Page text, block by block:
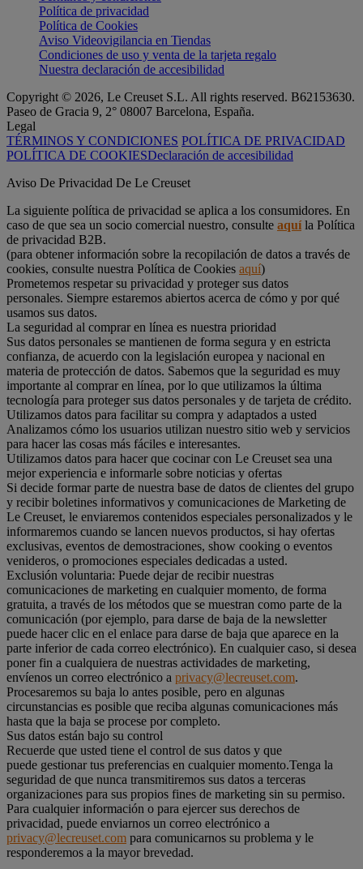
Política de privacidad
Política de Cookies
Aviso Videovigilancia en Tiendas
Condiciones de uso y venta de la tarjeta regalo
Nuestra declaración de accesibilidad
Copyright © 2026, Le Creuset S.L. All rights reserved. B62153630.
Paseo de Gracia 9, 2° 08007 Barcelona, España.
Legal
TÉRMINOS Y CONDICIONES POLÍTICA DE PRIVACIDAD
POLÍTICA DE COOKIESDeclaración de accesibilidad
Aviso De Privacidad De Le Creuset
La siguiente política de privacidad se aplica a los consumidores. En
caso de que sea un socio comercial nuestro, consulte aquíla Política
de privacidad B2B.
(para obtener información sobre la recopilación de datos a través de
cookies, consulte nuestra Política de Cookies aquí)
Prometemos respetar su privacidad y proteger sus datos
personales. Siempre estaremos abiertos acerca de cómo y por qué
usamos sus datos.
La seguridad al comprar en línea es nuestra prioridad
Sus datos personales se mantienen de forma segura y en estricta
confianza, de acuerdo con la legislación europea y nacional en
materia de protección de datos. Sabemos que la seguridad es muy
importante al comprar en línea, por lo que utilizamos la última
tecnología para proteger sus datos personales y de tarjeta de crédito.
Utilizamos datos para facilitar su compra y adaptados a usted
Analizamos cómo los usuarios utilizan nuestro sitio web y servicios
para hacer las cosas más fáciles e interesantes.
Utilizamos datos para hacer que cocinar con Le Creuset sea una
mejor experiencia e informarle sobre noticias y ofertas
Si decide formar parte de nuestra base de datos de clientes del grupo
y recibir boletines informativos y comunicaciones de Marketing de
Le Creuset, le enviaremos contenidos especiales personalizados y le
informaremos cuando se lancen nuevos productos, si hay ofertas
exclusivas, eventos de demostraciones, show cooking o eventos
venideros, o promociones especiales dedicadas a usted.
Exclusión voluntaria: Puede dejar de recibir nuestras
comunicaciones de marketing en cualquier momento, de forma
gratuita, a través de los métodos que se muestran como parte de la
comunicación (por ejemplo, para darse de baja de la newsletter
puede hacer clic en el enlace para darse de baja que aparece en la
parte inferior de cada correo electrónico). En cualquier caso, si desea
poner fin a cualquiera de nuestras actividades de marketing,
envíenos un correo electrónico a privacy@lecreuset.com.
Procesaremos su baja lo antes posible, pero en algunas
circunstancias es posible que reciba algunas comunicaciones más
hasta que la baja se procese por completo.
Sus datos están bajo su control
Recuerde que usted tiene el control de sus datos y que
puede gestionar tus preferencias en cualquier momento.Tenga la
seguridad de que nunca transmitiremos sus datos a terceras
organizaciones para sus propios fines de marketing sin su permiso.
Para cualquier información o para ejercer sus derechos de
privacidad, puede enviarnos un correo electrónico a
privacy@lecreuset.com para comunicarnos su problema y le
responderemos a la mayor brevedad.